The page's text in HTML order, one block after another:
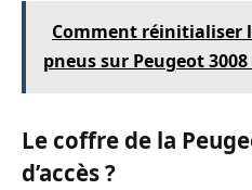
Comment réinitialiser
pneus sur Peugeot 3008
Le coffre de la
d’accès ?